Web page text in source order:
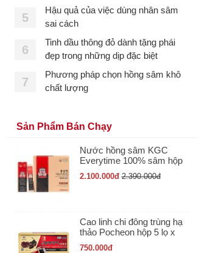
5
Hậu quả của việc dùng nhân sâm
sai cách
6
Tinh dầu thông đỏ dành tặng phái
đẹp trong những dịp đặc biệt
7
Phương pháp chọn hồng sâm khô
chất lượng
Sản Phẩm Bán Chạy
Nước hồng sâm KGC
Everytime 100% sâm hộp
30 gói x 10ml
2.100.000đ 2.390.000đ
Cao linh chi đông trùng hạ
thảo Pocheon hộp 5 lọ x
50gr
750.000đ